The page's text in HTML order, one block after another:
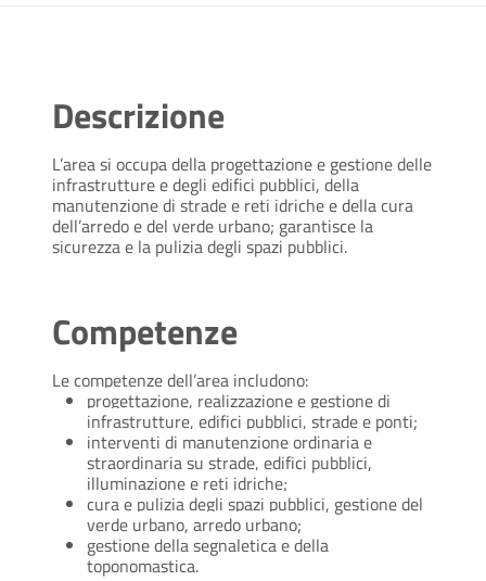
Descrizione
L’area si occupa della progettazione e gestione delle
infrastrutture e degli edifici pubblici, della
manutenzione di strade e reti idriche e della cura
dell’arredo e del verde urbano; garantisce la
sicurezza e la pulizia degli spazi pubblici.
Competenze
Le competenze dell’area includono:
progettazione, realizzazione e gestione di
infrastrutture, edifici pubblici, strade e ponti;
interventi di manutenzione ordinaria e
straordinaria su strade, edifici pubblici,
illuminazione e reti idriche;
cura e pulizia degli spazi pubblici, gestione del
verde urbano, arredo urbano;
gestione della segnaletica e della
toponomastica.